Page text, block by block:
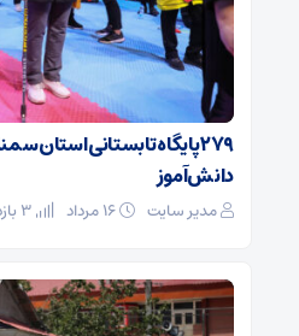
دانش‌آموز
مدیر سایت